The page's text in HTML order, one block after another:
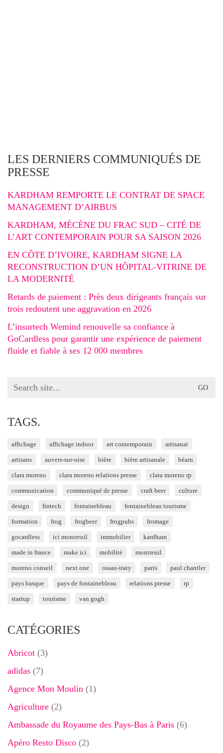
LES DERNIERS COMMUNIQUÉS DE
PRESSE
KARDHAM REMPORTE LE CONTRAT DE SPACE
MANAGEMENT D’AIRBUS
KARDHAM, MÉCÈNE DU FRAC SUD – CITÉ DE
L’ART CONTEMPORAIN POUR SA SAISON 2026
EN CÔTE D’IVOIRE, KARDHAM SIGNE LA
RECONSTRUCTION D’UN HÔPITAL-VITRINE DE
LA MODERNITÉ
Retards de paiement : Près deux dirigeants français sur
trois redoutent une aggravation en 2026
L’insurtech Wemind renouvelle sa confiance à
GoCardless pour garantir une expérience de paiement
fluide et fiable à ses 12 000 membres
Search
TAGS.
affichage affichage indoor art contemporain artisanat
artisans auvers-sur-oise bière bière artisanale béarn
clara moreno clara moreno relations presse clara moreno rp
communication communiqué de presse craft beer culture
design fintech fontainebleau fontainebleau tourisme
formation frog frogbeer frogpubs fromage
gocardless ici montreuil immobilier kardham
made in france make ici mobilité montreuil
moreno conseil next one ossau-iraty paris paul chantler
pays basque pays de fontainebleau relations presse rp
startup tourisme van gogh
CATÉGORIES
Abricot (3)
adidas (7)
Agence Mon Moulin (1)
Agriculture (2)
Ambassade du Royaume des Pays-Bas à Paris (6)
Apéro Resto Disco (2)